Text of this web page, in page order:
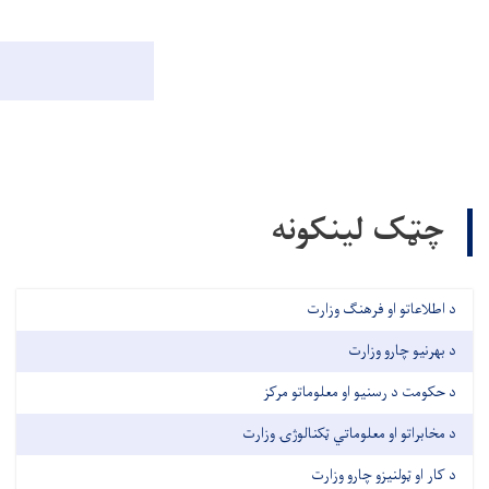
چټک لینکونه
د اطلاعاتو او فرهنګ وزارت
د بهرنیو چارو وزارت
د حکومت د رسنیو او معلوماتو مرکز
د مخابراتو او معلوماتي ټکنالوژۍ وزارت
د کار او ټولنیزو چارو وزارت